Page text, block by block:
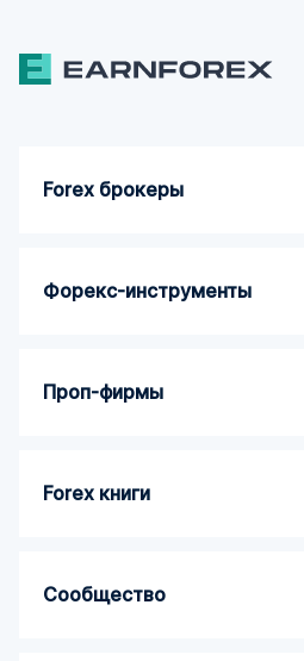
Forex брокеры
Форекс-инструменты
Проп-фирмы
Forex книги
Сообщество